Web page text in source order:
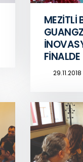
MEZİTLİ
FİNALDE
29.11.2018